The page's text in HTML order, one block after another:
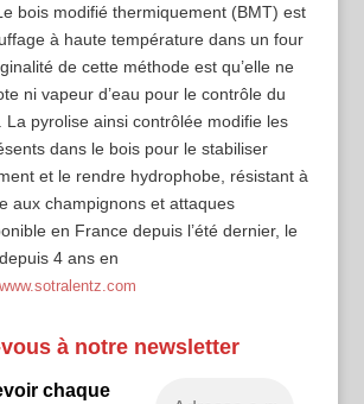
bois modifié thermiquement (BMT) est
à haute température dans un four
de cette méthode est qu’elle ne
ni vapeur d’eau pour le contrôle du
La pyrolise ainsi contrôlée modifie les
dans le bois pour le stabiliser
et le rendre hydrophobe, résistant à
aux champignons et attaques
en France depuis l’été dernier, le
4 ans en
à notre newsletter
chaque